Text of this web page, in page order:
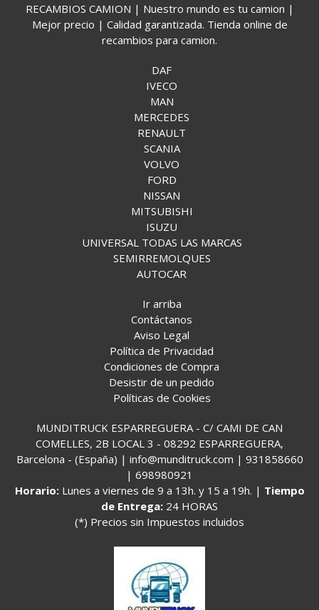
RECAMBIOS CAMION | Nuestro mundo es tu camion |
Mejor precio | Calidad garantizada. Tienda online de
recambios para camion.
DAF
IVECO
MAN
MERCEDES
RENAULT
SCANIA
VOLVO
FORD
NISSAN
MITSUBISHI
ISUZU
UNIVERSAL TODAS LAS MARCAS
SEMIRREMOLQUES
AUTOCAR
Ir arriba
Contáctanos
Aviso Legal
Política de Privacidad
Condiciones de Compra
Desistir de un pedido
Políticas de Cookies
MUNDITRUCK ESPARREGUERA - C/ CAMI DE CAN
COMELLES, 2B LOCAL 3 - 08292 ESPARREGUERA,
Barcelona - (España) | info@munditruck.com | 931858660
| 698980921
Horario: Lunes a viernes de 9 a 13h. y 15 a 19h. | Tiempo
de Entrega: 24 HORAS
(*) Precios sin Impuestos incluidos